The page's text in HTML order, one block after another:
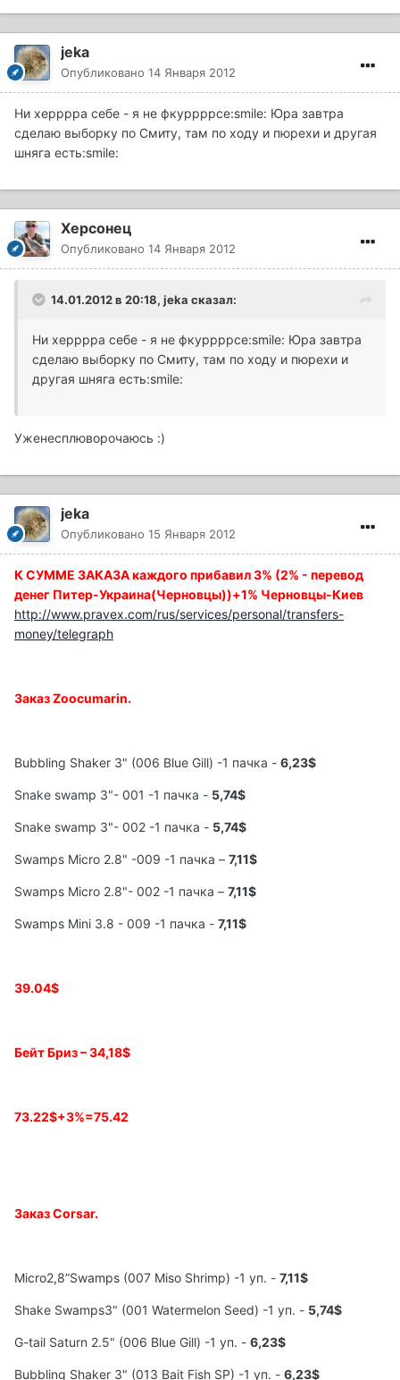
jeka
Опубликовано 14 Января 2012
Ни херррра себе - я не фкуррррсе:smile: Юра завтра
сделаю выборку по Смиту, там по ходу и пюрехи и другая
шняга есть:smile:
Херсонец
Опубликовано 14 Января 2012
14.01.2012 в 20:18, jeka сказал:
Ни херррра себе - я не фкуррррсе:smile: Юра завтра
сделаю выборку по Смиту, там по ходу и пюрехи и
другая шняга есть:smile:
Уженесплюворочаюсь :)
jeka
Опубликовано 15 Января 2012
К СУММЕ ЗАКАЗА каждого прибавил 3% (2% - перевод
денег Питер-Украина(Черновцы))+1% Черновцы-Киев
http://www.pravex.com/rus/services/personal/transfers-
money/telegraph
Заказ Zoocumarin.
Bubbling Shaker 3" (006 Blue Gill) -1 пачка - 6,23$
Snake swamp 3"- 001 -1 пачка - 5,74$
Snake swamp 3"- 002 -1 пачка - 5,74$
Swamps Miсro 2.8" -009 -1 пачка – 7,11$
Swamps Miсro 2.8"- 002 -1 пачка – 7,11$
Swamps Mini 3.8 - 009 -1 пачка - 7,11$
39.04$
Бейт Бриз –34,18$
73.22$+3%=75.42
ЗаказCorsar.
Micro2,8”Swamps (007 Miso Shrimp) -1 уп. - 7,11$
Shake Swamps3" (001 Watermelon Seed) -1 уп. - 5,74$
G-tail Saturn 2.5" (006 Blue Gill) -1 уп. - 6,23$
Bubbling Shaker 3" (013 Bait Fish SP) -1 уп. - 6,23$